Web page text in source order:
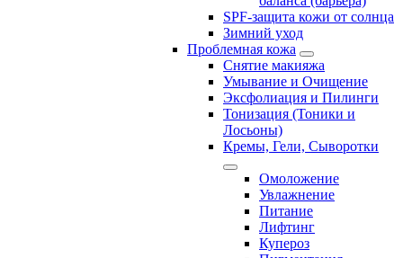
SPF-защита кожи от солнца
Зимний уход
Проблемная кожа
Снятие макияжа
Умывание и Очищение
Эксфолиация и Пилинги
Тонизация (Тоники и
Лосьоны)
Кремы, Гели, Сыворотки
Омоложение
Увлажнение
Питание
Лифтинг
Купероз